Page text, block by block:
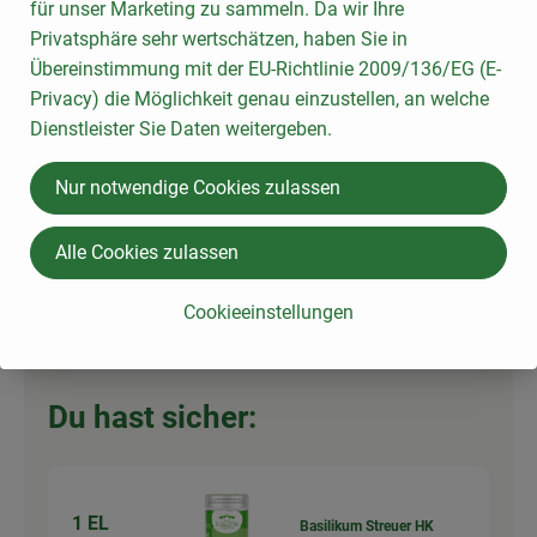
Gesamtpreis:4,29 €
2 Zehe(n)
Auswahl ändern
Knoblauch
Artikelanzahl
Du hast sicher:
1 EL
Basilikum Streuer HK
für unser Marketing zu sammeln. Da wir Ihre
Privatsphäre sehr wertschätzen, haben Sie in
Übereinstimmung mit der EU-Richtlinie 2009/136/EG (E-
Privacy) die Möglichkeit genau einzustellen, an welche
Dienstleister Sie Daten weitergeben.
Cookieeinstellungen
Nur notwendige Cookies zulassen
Alle Cookies zulassen